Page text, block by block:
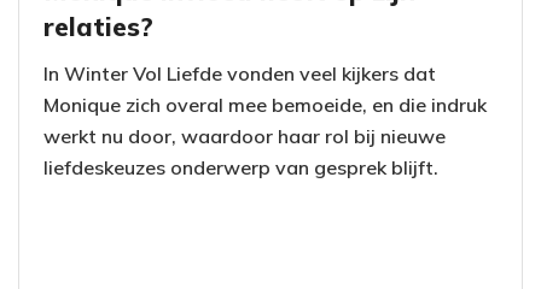
relaties?
In Winter Vol Liefde vonden veel kijkers dat
Monique zich overal mee bemoeide, en die indruk
werkt nu door, waardoor haar rol bij nieuwe
liefdeskeuzes onderwerp van gesprek blijft.